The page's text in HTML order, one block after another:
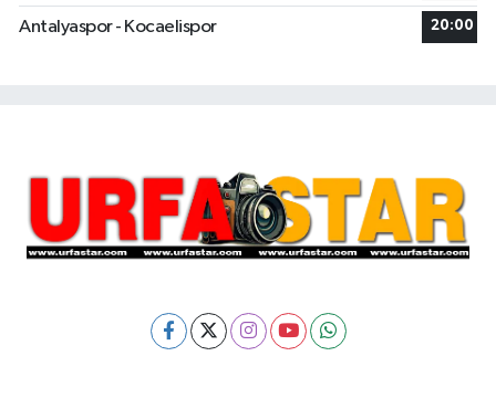
Antalyaspor - Kocaelispor 20:00